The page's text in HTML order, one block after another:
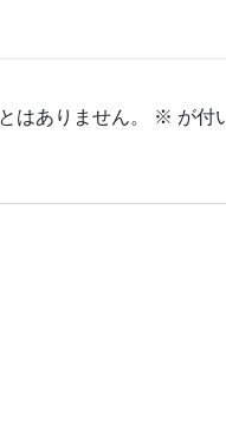
はありません。 ※ が付